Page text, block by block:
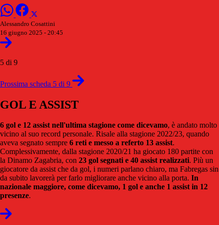
Alessandro Cosattini
16 giugno 2025 - 20:45
5 di 9
Prossima scheda 5 di 9
GOL E ASSIST
6 gol e 12 assist nell'ultima stagione come dicevamo, è andato molto
vicino al suo record personale. Risale alla stagione 2022/23, quando
aveva segnato sempre 6 reti e messo a referto 13 assist.
Complessivamente, dalla stagione 2020/21 ha giocato 180 partite con
la Dinamo Zagabria, con 23 gol segnati e 40 assist realizzati. Più un
giocatore da assist che da gol, i numeri parlano chiaro, ma Fabregas sin
da subito lavorerà per farlo migliorare anche vicino alla porta. In
nazionale maggiore, come dicevamo, 1 gol e anche 1 assist in 12
presenze.